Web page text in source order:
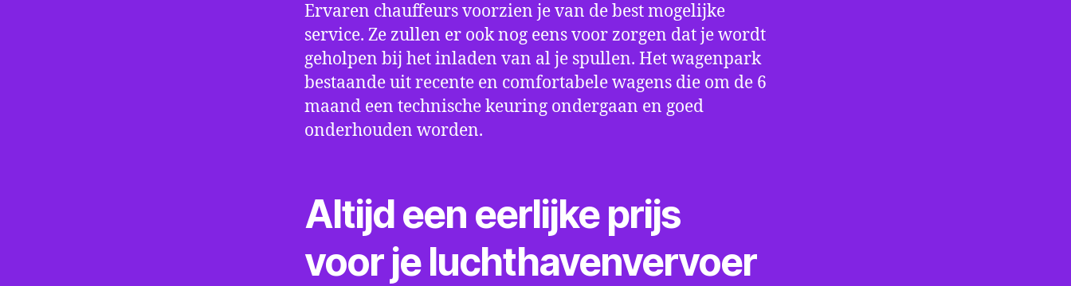
Ervaren chauffeurs voorzien je van de best mogelijke
service. Ze zullen er ook nog eens voor zorgen dat je wordt
geholpen bij het inladen van al je spullen. Het wagenpark
bestaande uit recente en comfortabele wagens die om de 6
maand een technische keuring ondergaan en goed
onderhouden worden.
Altijd een eerlijke prijs
voor je luchthavenvervoer